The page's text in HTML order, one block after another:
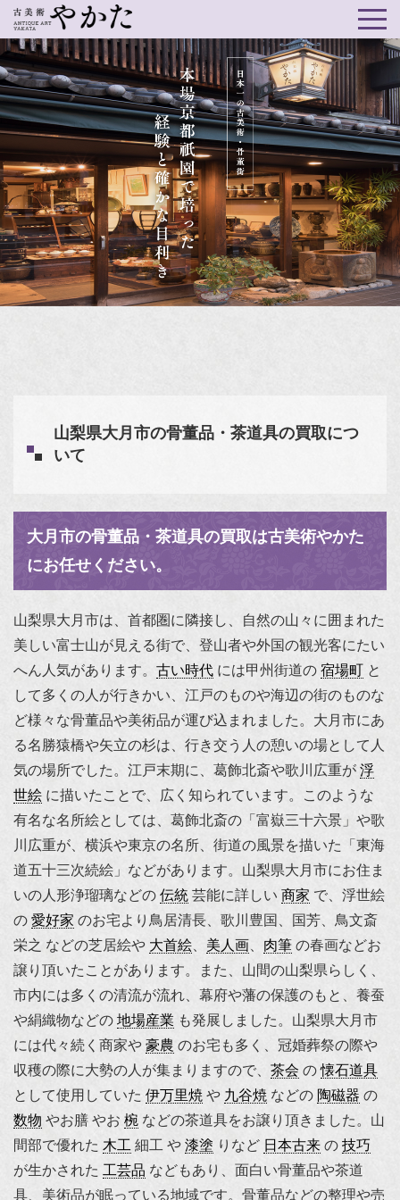
山梨県大月市の骨董品・茶道具の買取につ
いて
大月市の骨董品・茶道具の買取は古美術やかた
にお任せください。
山梨県大月市は、首都圏に隣接し、自然の山々に囲まれた
美しい富士山が見える街で、登山者や外国の観光客にたい
へん人気があります。 古い時代 には甲州街道の 宿場町 と
して多くの人が行きかい、江戸のものや海辺の街のものな
ど様々な骨董品や美術品が運び込まれました。大月市にあ
る名勝猿橋や矢立の杉は、行き交う人の憩いの場として人
気の場所でした。江戸末期に、葛飾北斎や歌川広重が 浮
世絵 に描いたことで、広く知られています。このような
有名な名所絵としては、葛飾北斎の「富嶽三十六景」や歌
川広重が、横浜や東京の名所、街道の風景を描いた「東海
道五十三次続絵」などがあります。山梨県大月市にお住ま
いの人形浄瑠璃などの 伝統 芸能に詳しい 商家 で、 浮世絵
の 愛好家 のお宅より鳥居清長、歌川豊国、国芳、鳥文斎
栄之 などの芝居絵や 大首絵 美人画 肉筆 の春画などお
譲り頂いたことがあります。また、山間の山梨県らしく、
市内には多くの清流が流れ、幕府や藩の保護のもと、養蚕
や絹織物などの 地場産業 も発展しました。山梨県大月市
には代々続く商家や 豪農 のお宅も多く、冠婚葬祭の際や
収穫の際に大勢の人が集まりますので、 茶会 の懐石道具
として使用していた 伊万里焼 や 九谷焼 などの 陶磁器 の
数物 やお膳 やお 椀 などの茶道具をお譲り頂きました。山
間部で優れた 木工 細工 や 漆塗 りなど 日本古来 の 技巧
が生かされた 工芸品 などもあり、面白い骨董品や茶道
具、美術品が眠っている地域です。骨董品などの整理や売